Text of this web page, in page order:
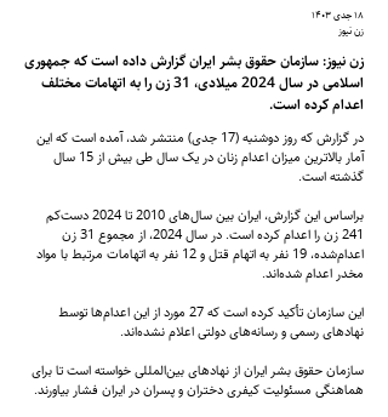
۱۸ جدی ۱۴۰۳
زن نیوز
زن نیوز: سازمان حقوق بشر ایران گزارش داده است که جمهوری
اسلامی در سال 2024 میلادی، 31 زن را به اتهامات مختلف
اعدام کرده است.
در گزارش که روز دوشنبه (17 جدی) منتشر شد، آمده است که این
آمار بالاترین میزان اعدام زنان در یک سال طی بیش از 15 سال
گذشته است.
براساس این گزارش، ایران بین سال‌های 2010 تا 2024 دست‌کم
241 زن را اعدام کرده است. در سال 2024، از مجموع 31 زن
اعدام‌شده، 19 نفر به اتهام قتل و 12 نفر به اتهامات مرتبط با مواد
مخدر اعدام شده‌اند.
این سازمان تأکید کرده است که 27 مورد از این اعدام‌ها توسط
نهادهای رسمی و رسانه‌های دولتی اعلام نشده‌اند.
سازمان حقوق بشر ایران از نهادهای بین‌المللی خواسته است تا برای
هماهنگی مسئولیت کیفری دختران و پسران در ایران فشار بیاورند.